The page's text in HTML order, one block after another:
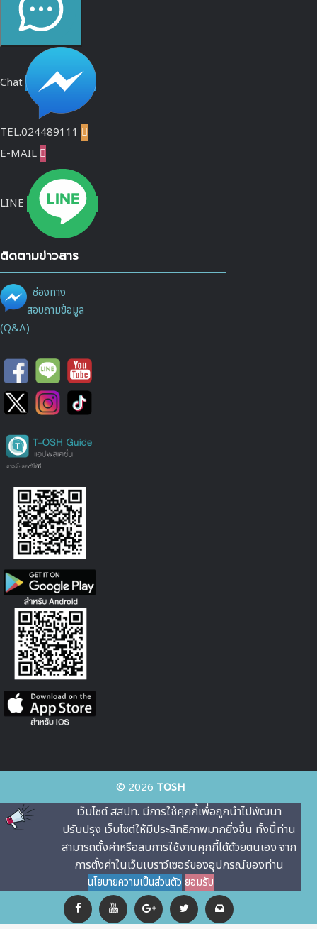
Chat
TEL.024489111 
E-MAIL 
LINE
ติดตามข่าวสาร
ช่องทาง
สอบถามข้อมูล
(Q&A)
© 2026 TOSH
เว็บไซต์ สสปท. มีการใช้คุกกี้เพื่อถูกนําไปพัฒนา
ปรับปรุง เว็บไซต์ให้มีประสิทธิภาพมากยิ่งขึ้น ทั้งนี้ท่าน
สามารถตั้งค่าหรือลบการใช้งานคุกกี้ได้ด้วยตนเอง จาก
การตั้งค่าในเว็บเบราว์เซอร์ของอุปกรณ์ของท่าน
นโยบายความเป็นส่วนตัว ยอมรับ